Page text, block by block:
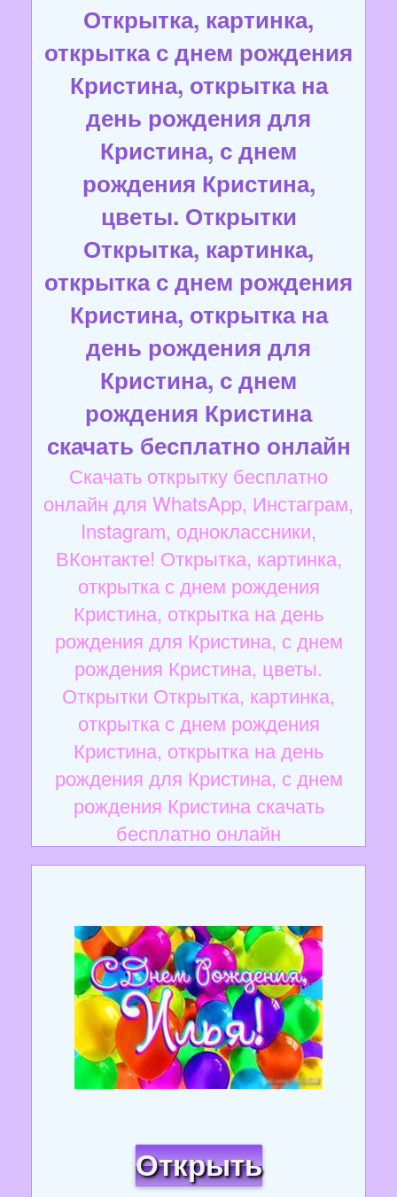
Открытка, картинка,
открытка с днем рождения
Кристина, открытка на
день рождения для
Кристина, с днем
рождения Кристина,
цветы. Открытки
Открытка, картинка,
открытка с днем рождения
Кристина, открытка на
день рождения для
Кристина, с днем
рождения Кристина
скачать бесплатно онлайн
Скачать открытку бесплатно
онлайн для WhatsApp, Инстаграм,
Instagram, одноклассники,
ВКонтакте! Открытка, картинка,
открытка с днем рождения
Кристина, открытка на день
рождения для Кристина, с днем
рождения Кристина, цветы.
Открытки Открытка, картинка,
открытка с днем рождения
Кристина, открытка на день
рождения для Кристина, с днем
рождения Кристина скачать
бесплатно онлайн
Открыть